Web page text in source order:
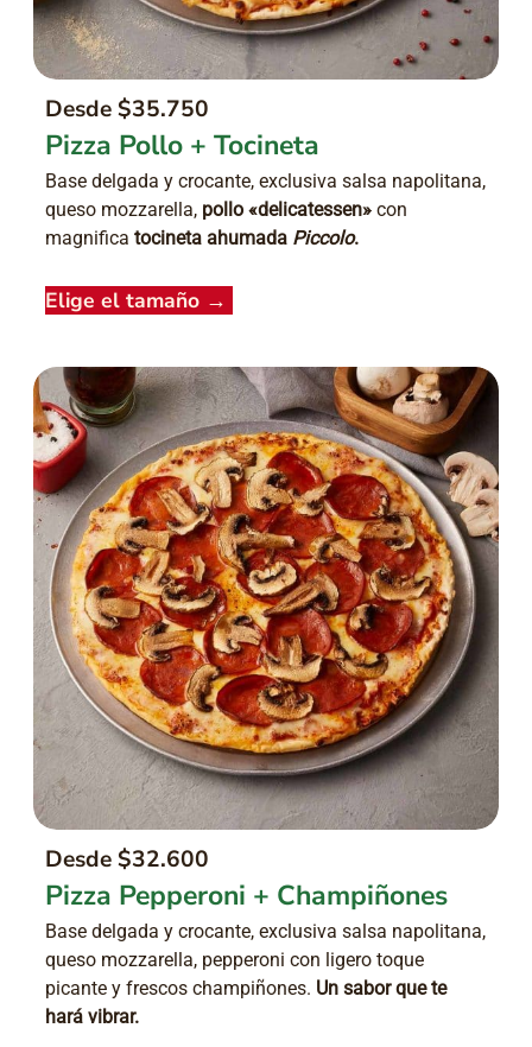
Desde $35.750
Pizza Pollo + Tocineta
Base delgada y crocante, exclusiva salsa napolitana,
queso mozzarella, pollo «delicatessen» con
magnifica tocineta ahumada Piccolo.
Elige el tamaño →
Desde $32.600
Pizza Pepperoni + Champiñones
Base delgada y crocante, exclusiva salsa napolitana,
queso mozzarella, pepperoni con ligero toque
picante y frescos champiñones. Un sabor que te
hará vibrar.